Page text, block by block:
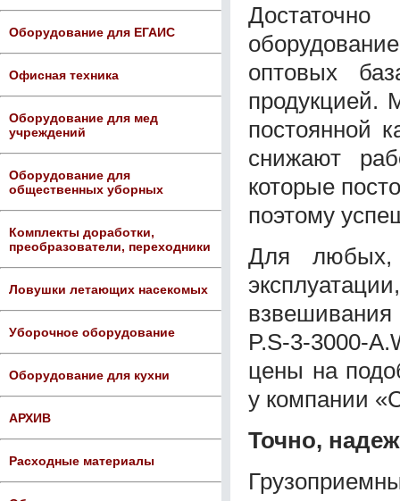
Оборудование для ЕГАИС
Офисная техника
Оборудование для мед
учреждений
Оборудование для
общественных уборных
Комплекты доработки,
преобразователи, переходники
Ловушки летающих насекомых
Уборочное оборудование
Оборудование для кухни
АРХИВ
Расходные материалы
оптовых
продукцией.
постоянной
снижают
которые
поэтому
Для любых,
P.S-3-3000-
цены на
у компании
Точно,